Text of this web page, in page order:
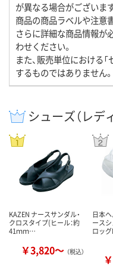
が異なる場合がございま
商品の商品ラベルや注意
さらに詳細な商品情報が
わせください。
また、販売単位における
するものではありません
シューズ（レデ
KAZEN ナースサンダル・
クロスタイプ(ヒール：約
41ｍｍ…
￥3,820～ （税込）
日本
ース
ロッ